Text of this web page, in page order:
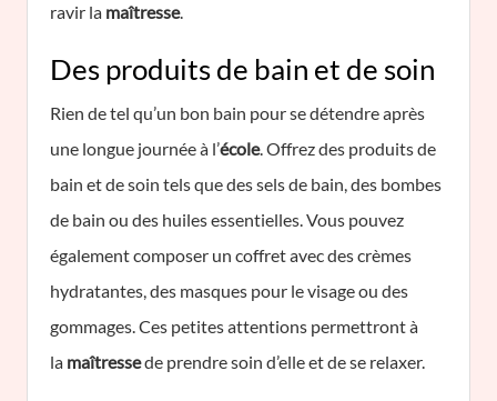
ravir la maîtresse.
Des produits de bain et de soin
Rien de tel qu’un bon bain pour se détendre après
une longue journée à l’école. Offrez des produits de
bain et de soin tels que des sels de bain, des bombes
de bain ou des huiles essentielles. Vous pouvez
également composer un coffret avec des crèmes
hydratantes, des masques pour le visage ou des
gommages. Ces petites attentions permettront à
la maîtressede prendre soin d’elle et de se relaxer.